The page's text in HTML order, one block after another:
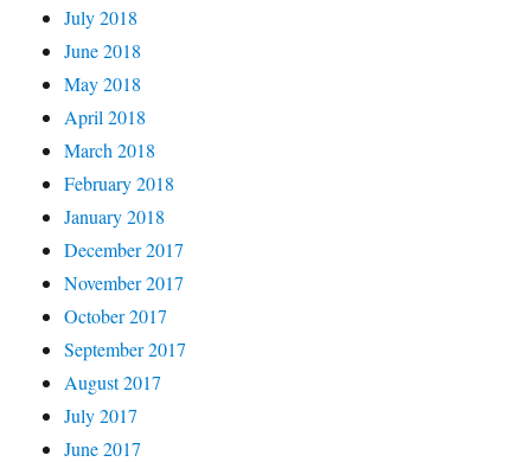
July 2018
June 2018
May 2018
April 2018
March 2018
February 2018
January 2018
December 2017
November 2017
October 2017
September 2017
August 2017
July 2017
June 2017